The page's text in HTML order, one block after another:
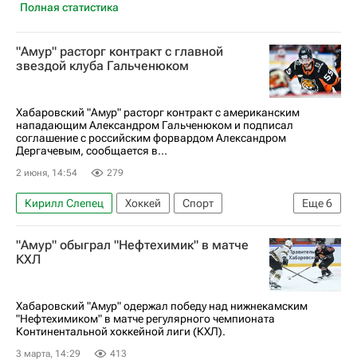
Полная статистика
"Амур" расторг контракт с главной
звездой клуба Гальченюком
Хабаровский "Амур" расторг контракт с американским
нападающим Александром Гальченюком и подписал
соглашение с российским форвардом Александром
Дергачевым, сообщается в...
2 июня, 14:54 279
Еще6
Кирилл Слепец Хоккей
Спорт
Александр Дергачёв
СКА (Санкт-Петербург)
Амур
Колорадо Эвеланш
КХЛ 2025-2026
"Амур" обыграл "Нефтехимик" в матче
КХЛ
Хабаровский "Амур" одержал победу над нижнекамским
"Нефтехимиком" в матче регулярного чемпионата
Континентальной хоккейной лиги (КХЛ).
3 марта, 14:29 413